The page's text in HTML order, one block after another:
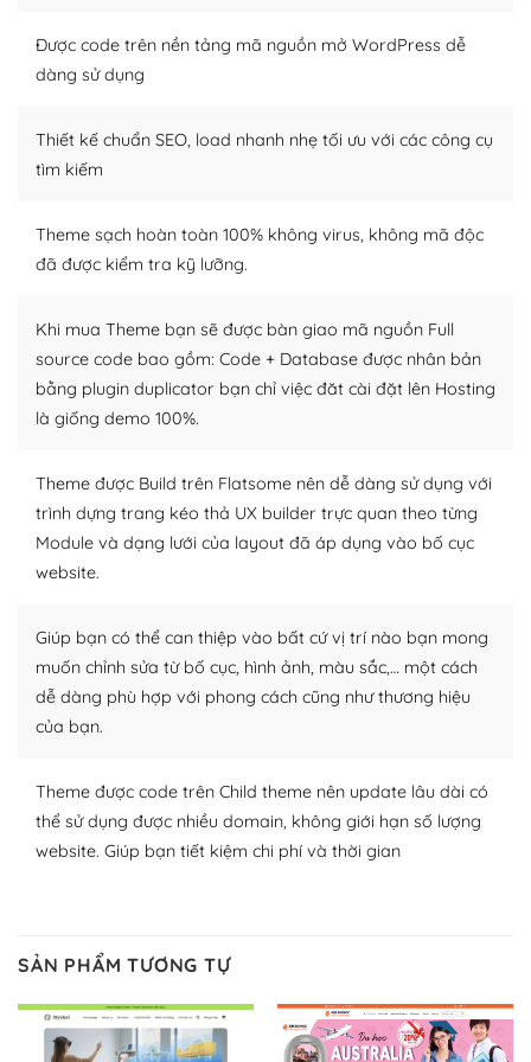
tìm kiếm chúng trên Internet hoặc nhờ chuyên gia.
Dễ dàng tùy chỉnh trên WordPress
– Sở hữu một cộng đồng lớn, sẵn sàng hỗ trợ
người cuồng tín WordPress.
kiếm những cộng đồng WordPress, họ sẽ giúp bạn trả
lời, giải đáp vấn đề của bạn.
Cộng đồng sử dụng WordPress sẵn sàng hỗ trợ bạn
Plugin mở rộng là thành phần cài đặt thêm vào
WordPress để tăng thêm các tính năng cần thiết. Có
nhiều plugin trả phí hoặc miễn phí.
plugin của WordPress rất phong phú. Bạn có thể thỏa
thích chọn lựa plugin và themes phù hợp cho mục đích
lập website của mình.
WordPress đa dạng plugin và themes
– Dễ sử dụng
Với mọi Hosting bất kỳ thì WordPress đều có thể dễ
dàng thiết lập vì thực tế nó đã cung cấp khoảng 60%
trang web WordPress của bạn.
Dễ dàng lựa chọn Hosting cho website WordPress
Được code trên nền tảng mã nguồn mở WordPress dễ
dàng sử dụng
Thiết kế chuẩn SEO, load nhanh nhẹ tối ưu với các công cụ
tìm kiếm
Theme sạch hoàn toàn 100% không virus, không mã độc
đã được kiểm tra kỹ lưỡng.
Khi mua Theme bạn sẽ được bàn giao mã nguồn Full
source code bao gồm: Code + Database được nhân bản
bằng plugin duplicator bạn chỉ việc đăt cài đặt lên Hosting
là giống demo 100%.
Theme được Build trên Flatsome nên dễ dàng sử dụng với
trình dựng trang kéo thả UX builder trực quan theo từng
Module và dạng lưới của layout đã áp dụng vào bố cục
website.
Giúp bạn có thể can thiệp vào bất cứ vị trí nào bạn mong
muốn chỉnh sửa từ bố cục, hình ảnh, màu sắc,… một cách
dễ dàng phù hợp với phong cách cũng như thương hiệu
của bạn.
Theme được code trên Child theme nên update lâu dài có
thể sử dụng được nhiều domain, không giới hạn số lượng
website. Giúp bạn tiết kiệm chi phí và thời gian
SẢN PHẨM TƯƠNG TỰ